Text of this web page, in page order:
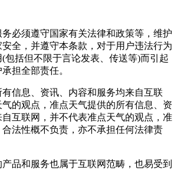
必须遵守国家有关法律和政策等，维护
全，并遵守本条款，对于用户违法行为
包括但不限于言论发表、传送等)而引起
担全部责任。
信息、资讯、内容和服务均来自互联
的观点，准点天气提供的所有信息、资
互联网，并不代表准点天气的观点，准
法性概不负责，亦不承担任何法律责
品和服务也属于互联网范畴，也易受到